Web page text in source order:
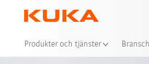
Produkter och tjänster